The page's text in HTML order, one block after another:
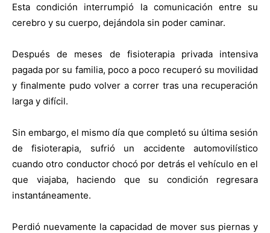
Esta condición interrumpió la comunicación entre su
cerebro y su cuerpo, dejándola sin poder caminar.
Después de meses de fisioterapia privada intensiva
pagada por su familia, poco a poco recuperó su movilidad
y finalmente pudo volver a correr tras una recuperación
larga y difícil.
Sin embargo, el mismo día que completó su última sesión
de fisioterapia, sufrió un accidente automovilístico
cuando otro conductor chocó por detrás el vehículo en el
que viajaba, haciendo que su condición regresara
instantáneamente.
Perdió nuevamente la capacidad de mover sus piernas y